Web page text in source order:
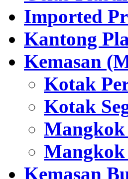
Imported
Kantong
Kemasan
Kotak
Kotak
Kemasan